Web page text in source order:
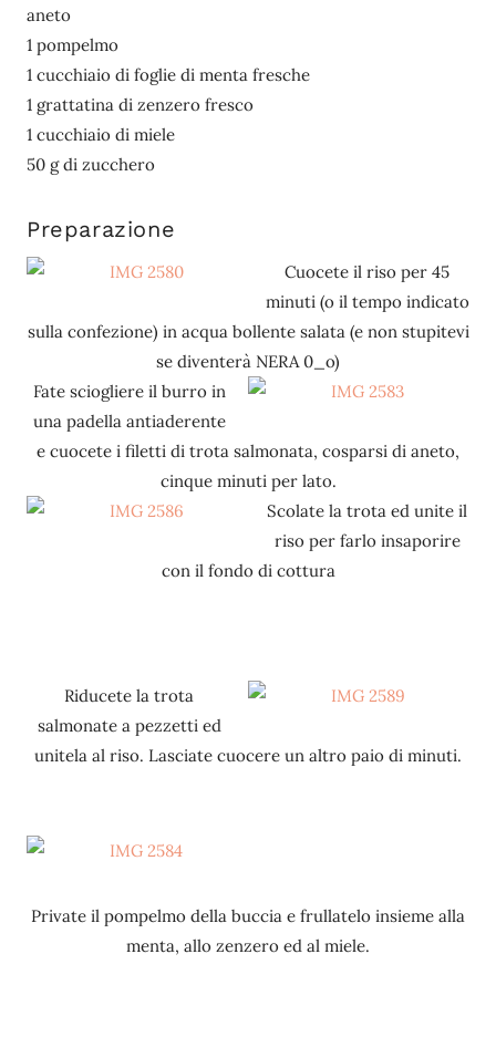
aneto
1 pompelmo
1 cucchiaio di foglie di menta fresche
1 grattatina di zenzero fresco
1 cucchiaio di miele
50 g di zucchero
Preparazione
Cuocete il riso per 45
minuti (o il tempo indicato
sulla confezione) in acqua bollente salata (e non stupitevi
se diventerà NERA 0_o)
Fate sciogliere il burro in
una padella antiaderente
e cuocete i filetti di trota salmonata, cosparsi di aneto,
cinque minuti per lato.
Scolate la trota ed unite il
riso per farlo insaporire
con il fondo di cottura
Riducete la trota
salmonate a pezzetti ed
unitela al riso. Lasciate cuocere un altro paio di minuti.
Private il pompelmo della buccia e frullatelo insieme alla
menta, allo zenzero ed al miele.